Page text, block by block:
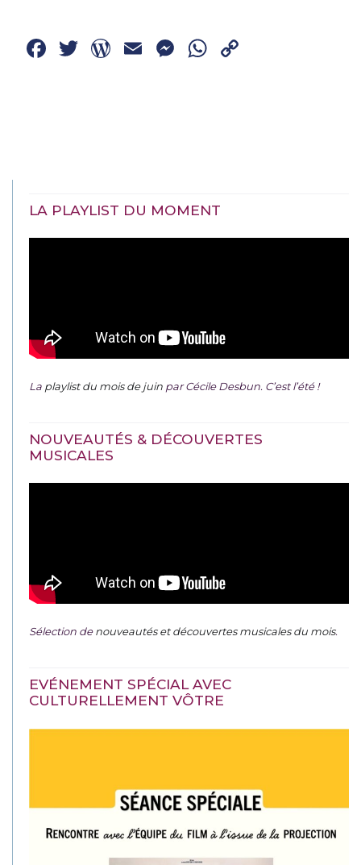
Facebook
Twitter
WordPress
EmailMessenger
WhatsApp
LA PLAYLIST DU MOMENT
La playlist du mois de juin par Cécile Desbun. C’est l’été !
NOUVEAUTÉS & DÉCOUVERTES
MUSICALES
Sélection denouveautés et découvertes musicales du mois.
EVÉNEMENT SPÉCIAL AVEC
CULTURELLEMENT VÔTRE